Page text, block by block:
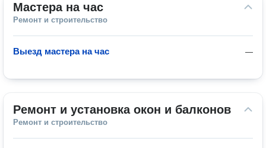
Мастера на час
Ремонт и строительство
—
Выезд мастера на час
Ремонт и установка окон и балконов
Ремонт и строительство